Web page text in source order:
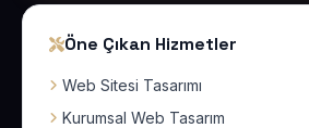
Öne Çıkan Hizmetler
Web Sitesi Tasarımı
Kurumsal Web Tasarım